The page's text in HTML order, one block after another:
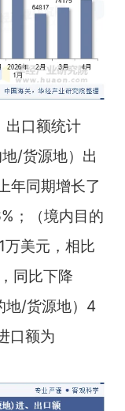
出口额统计
/货源地）出
年同期增长了
；（境内目的
美元，相比
同比下降
地/货源地）4
口额为